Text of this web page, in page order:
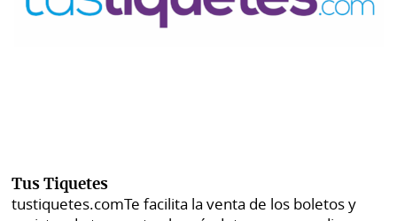
Tus Tiquetes
tustiquetes.comTe facilita la venta de los boletos y